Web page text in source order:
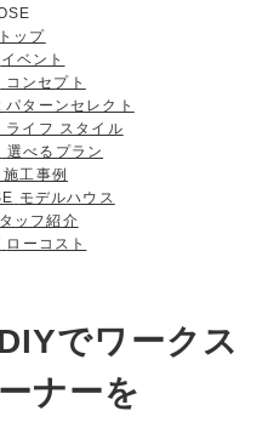
トップ
イベント
コンセプト
パターンセレクト
ライフ スタイル
選べるプラン
施工事例
モデルハウス
ッフ紹介
ローコスト
でワークス
ナーを